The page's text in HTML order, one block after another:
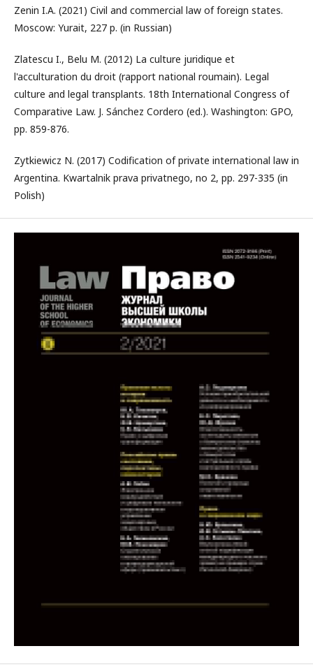
Zenin I.A. (2021) Civil and commercial law of foreign states.
Moscow: Yurait, 227 p. (in Russian)
Zlatescu I., Belu M. (2012) La culture juridique et
l'acculturation du droit (rapport national roumain). Legal
culture and legal transplants. 18th International Congress of
Comparative Law. J. Sánchez Cordero (ed.). Washington: GPO,
pp. 859-876.
Zytkiewicz N. (2017) Codification of private international law in
Argentina. Kwartalnik prava privatnego, no 2, pp. 297-335 (in
Polish)